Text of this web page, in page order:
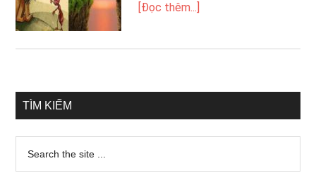
[Đọc thêm...]
TÌM KIẾM